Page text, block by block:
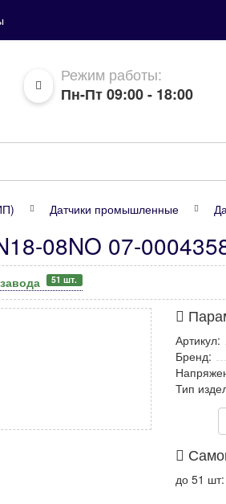
Режим работы:
Пн-Пт 09:00 - 18:00
Датчики промышленные
08NO 07-
51 шт.
Артикул:
Бренд:
Тип
до 51 шт: